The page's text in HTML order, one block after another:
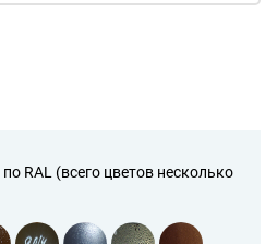
RAL (всего цветов несколько